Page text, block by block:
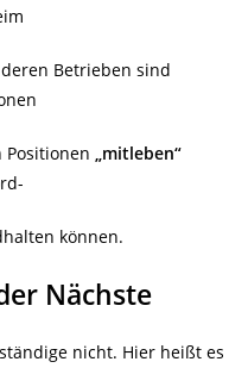
Betrieben sind
„mitleben“
können.
Nächste
nicht. Hier heißt es